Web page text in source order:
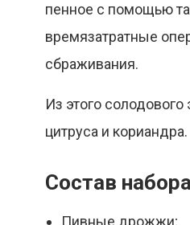
пенное с помощью
времязатратные
сбраживания.
Из этого
цитруса и кориандра.
Состав набора
Пивные дрожжи;